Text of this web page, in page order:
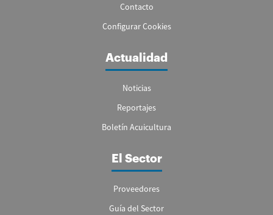
Contacto
Configurar Cookies
Actualidad
Noticias
Reportajes
Boletín Acuicultura
El Sector
Proveedores
Guía del Sector